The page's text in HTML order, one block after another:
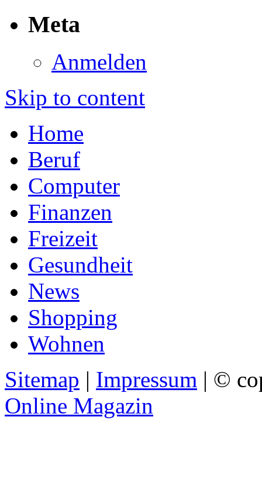
Meta
Anmelden
Skip to content
Home
Beruf
Computer
Finanzen
Freizeit
Gesundheit
News
Shopping
Wohnen
Sitemap | Impressum | ©
Online Magazin